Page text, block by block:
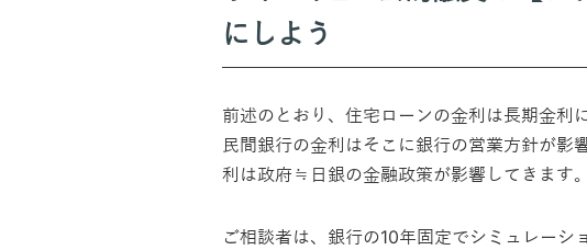
にしよう
前述のとおり、住宅ローンの金利は長期金利
民間銀行の金利はそこに銀行の営業方針が影
利は政府≒日銀の金融政策が影響してきます。
ご相談者は、銀行の10年固定でシミュレーシ